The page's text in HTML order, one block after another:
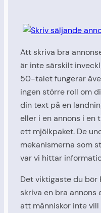
Att skriva bra
är inte särskilt
50-talet fungerar
ingen större roll om
din text på en
eller i en annons i en
ett mjölkpaket. De
mekanismerna som
var vi hittar
Det viktigaste du bör
skriva en bra annons
att människor inte vill